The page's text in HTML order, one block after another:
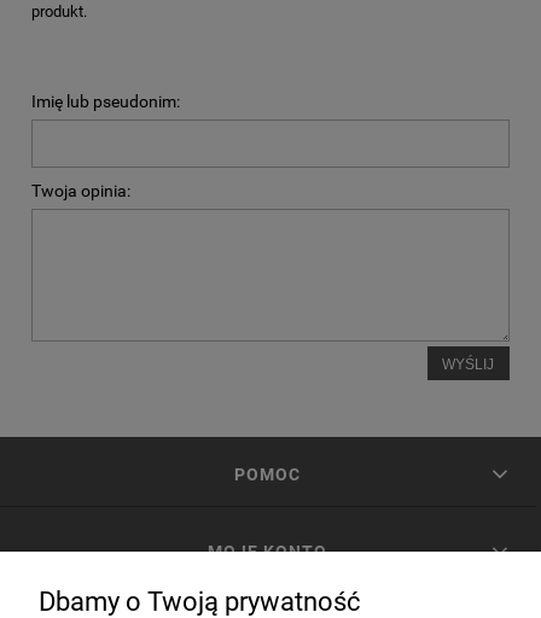
produkt.
Imię lub pseudonim:
Twoja opinia:
WYŚLIJ
POMOC
MOJE KONTO
Dbamy o Twoją prywatność